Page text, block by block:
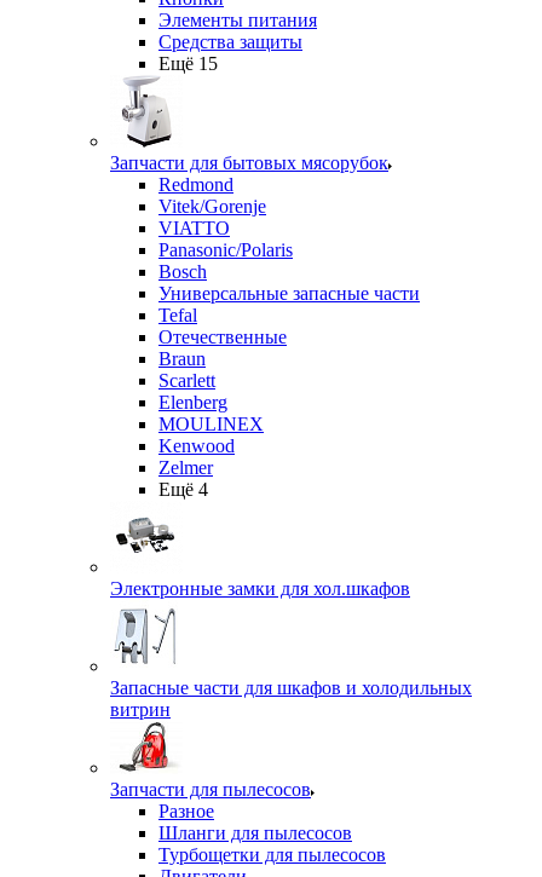
Элементы питания
Средства защиты
Ещё 15
Запчасти для бытовых мясорубок
Redmond
Vitek/Gorenje
VIATTO
Panasonic/Polaris
Bosch
Универсальные запасные части
Tefal
Отечественные
Braun
Scarlett
Elenberg
MOULINEX
Kenwood
Zelmer
Ещё 4
Электронные замки для хол.шкафов
Запасные части для шкафов и холодильных
витрин
Запчасти для пылесосов
Разное
Шланги для пылесосов
Турбощетки для пылесосов